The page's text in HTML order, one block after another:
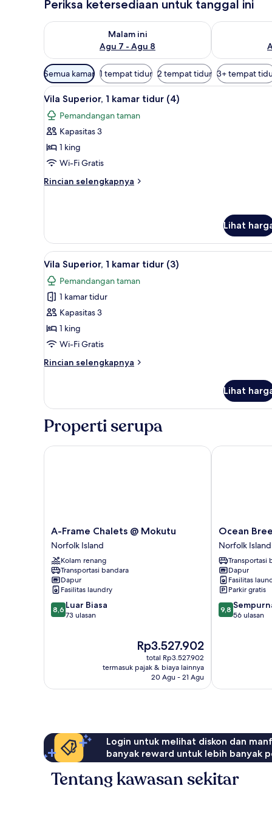
Periksa ketersediaan untuk tanggal ini
Malam ini
Agu 7 - Agu 8
Periksa ketersediaan untuk malam ini Agu 7 - Agu 8
Periksa
Filter
tersedia
untuk
kamar
Semua kamar 1 tempat tidur 2 tempat tidur 3+ tempat
Lihat
semua
foto
untuk
Vila
Superior,
1
kamar
Lemari es besar, microwave,
11
Vila Superior, 1 kamar tidur (4)
Pemandangan taman
Kapasitas 3
1 king
Wi-Fi Gratis
Rincian selengkapnya
Rincian
Superior,
kamar
tidur
(4)
Lihat
Lihat
semua
foto
untuk
Vila
Superior,
1
tidur
Lemari es besar, microwave,
12
Vila Superior, 1 kamar tidur (3)
Pemandangan taman
1 kamar tidur
Kapasitas 3
1 king
Wi-Fi Gratis
Rincian selengkapnya
Rincian
Vila
tidur
Lihat
Properti serupa
A-
Frame
Chalets
@
Mokutu
Norfolk
Island
A-Frame Chalets @ Mokutu
Norfolk Island
Kolam renang
Transportasi bandara
Dapur
Fasilitas laundry
8.6
dari
8,6 Luar Biasa
73 ulasan
Harga
sekarang
Rp3.527.902
Rp3.527.902
total Rp3.527.902
termasuk pajak & biaya lainnya
20 Agu - 21 Agu
A-Frame Chalets @ Mokutu
Ocean
Breeze
Cottages
Norfolk
Island
Ocean
Norfolk Island
Transportasi
Dapur
Fasilitas
Parkir gratis
9.8
dari
9,8
56 ulasan
Ocean
Login untuk melihat diskon dan
banyak reward untuk lebih banyak
Tentang kawasan sekitar